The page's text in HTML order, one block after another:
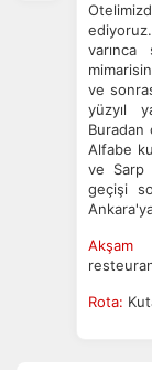
ve
yüzyıl
Alfabe
ve Sarp
geçişi
Akşam
Rota: